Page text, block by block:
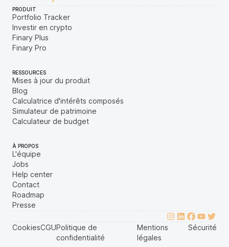
PRODUIT
Portfolio Tracker
Investir en crypto
Finary Plus
Finary Pro
RESSOURCES
Mises à jour du produit
Blog
Calculatrice d'intérêts composés
Simulateur de patrimoine
Calculateur de budget
À PROPOS
L'équipe
Jobs
Help center
Contact
Roadmap
Presse
CookiesCGUPolitique de
confidentialité
Mentions
légales
Sécurité